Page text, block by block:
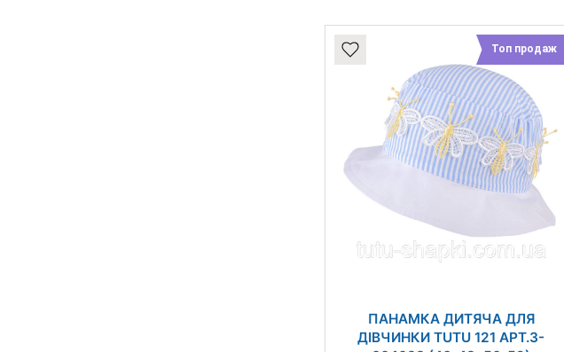
Топ продаж
ПАНАМКА ДИТЯЧА ДЛЯ
ДІВЧИНКИ TUTU 121 АРТ.3-